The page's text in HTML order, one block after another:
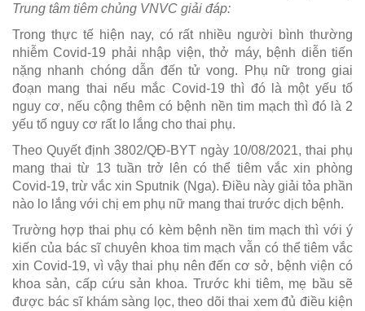
Trung tâm tiêm chủng VNVC giải đáp:
Trong thực tế hiện nay, có rất nhiều người bình thường
nhiễm Covid-19 phải nhập viện, thở máy, bệnh diễn tiến
nặng nhanh chóng dẫn đến tử vong. Phụ nữ trong giai
đoạn mang thai nếu mắc Covid-19 thì đó là một yếu tố
nguy cơ, nếu cộng thêm có bệnh nền tim mạch thì đó là 2
yếu tố nguy cơ rất lo lắng cho thai phụ.
Theo Quyết định 3802/QĐ-BYT ngày 10/08/2021, thai phụ
mang thai từ 13 tuần trở lên có thể tiêm vắc xin phòng
Covid-19, trừ vắc xin Sputnik (Nga). Điều này giải tỏa phần
nào lo lắng với chị em phụ nữ mang thai trước dịch bệnh.
Trường hợp thai phụ có kèm bệnh nền tim mạch thì với ý
kiến của bác sĩ chuyên khoa tim mạch vẫn có thể tiêm vắc
xin Covid-19, vì vậy thai phụ nên đến cơ sở, bệnh viện có
khoa sản, cấp cứu sản khoa. Trước khi tiêm, mẹ bầu sẽ
được bác sĩ khám sàng lọc, theo dõi thai xem đủ điều kiện